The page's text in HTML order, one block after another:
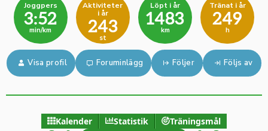
Joggpers
3:52
min/km
Aktiviteter
i år
243
st
Löpt i år
1483
km
Tränat i år
249
h
Visa profil Foruminlägg Följer Följs av
Kalender Statistik
Träningsmål